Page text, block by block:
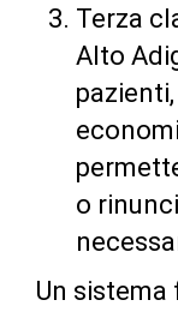
Terza
Alto
o
Un